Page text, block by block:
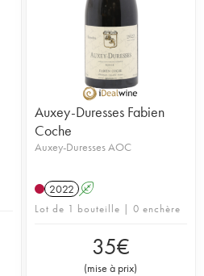
Auxey-Duresses Fabien
Coche
Auxey-Duresses AOC
2022 A
Lot de 1 bouteille | 0 enchère
35€
(mise à prix)